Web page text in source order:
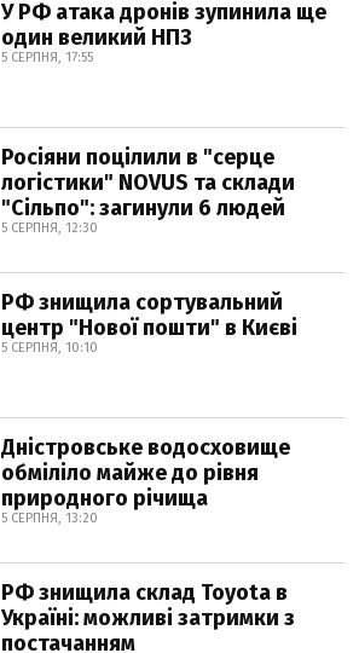
У РФ атака дронів зупинила ще
один великий НПЗ
5 СЕРПНЯ, 17:55
Росіяни поцілили в "серце
логістики" NOVUS та склади
"Сільпо": загинули 6 людей
5 СЕРПНЯ, 12:30
РФ знищила сортувальний
центр "Нової пошти" в Києві
5 СЕРПНЯ, 10:10
Дністровське водосховище
обміліло майже до рівня
природного річища
5 СЕРПНЯ, 13:20
РФ знищила склад Toyota в
Україні: можливі затримки з
постачанням